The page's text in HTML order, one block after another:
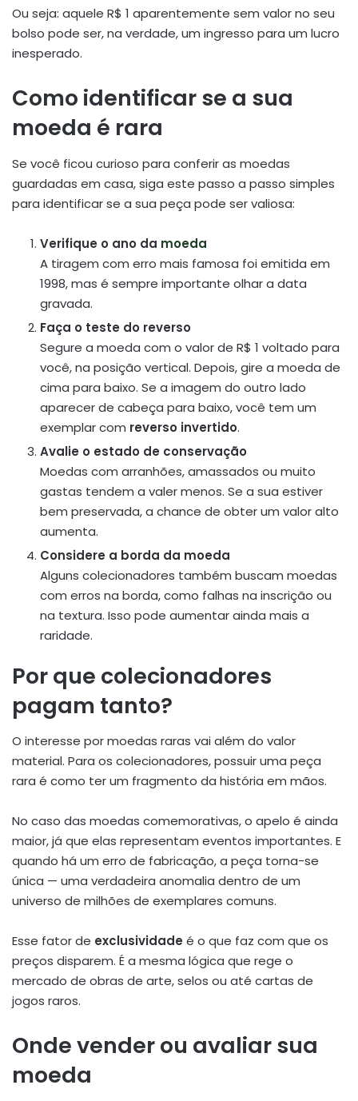
Ou seja: aquele R$ 1 aparentemente sem valor no seu
bolso pode ser, na verdade, um ingresso para um lucro
inesperado.
Como identificar se a sua
moeda é rara
Se você ficou curioso para conferir as moedas
guardadas em casa, siga este passo a passo simples
para identificar se a sua peça pode ser valiosa:
Verifique o ano da moeda
A tiragem com erro mais famosa foi emitida em
1998, mas é sempre importante olhar a data
gravada.
Faça o teste do reverso
Segure a moeda com o valor de R$ 1 voltado para
você, na posição vertical. Depois, gire a moeda de
cima para baixo. Se a imagem do outro lado
aparecer de cabeça para baixo, você tem um
exemplar com reverso invertido.
Avalie o estado de conservação
Moedas com arranhões, amassados ou muito
gastas tendem a valer menos. Se a sua estiver
bem preservada, a chance de obter um valor alto
aumenta.
Considere a borda da moeda
Alguns colecionadores também buscam moedas
com erros na borda, como falhas na inscrição ou
na textura. Isso pode aumentar ainda mais a
raridade.
Por que colecionadores
pagam tanto?
O interesse por moedas raras vai além do valor
material. Para os colecionadores, possuir uma peça
rara é como ter um fragmento da história em mãos.
No caso das moedas comemorativas, o apelo é ainda
maior, já que elas representam eventos importantes. E
quando há um erro de fabricação, a peça torna-se
única — uma verdadeira anomalia dentro de um
universo de milhões de exemplares comuns.
Esse fator de exclusividade é o que faz com que os
preços disparem. É a mesma lógica que rege o
mercado de obras de arte, selos ou até cartas de
jogos raros.
Onde vender ou avaliar sua
moeda